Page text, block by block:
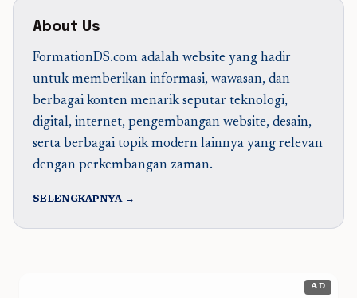
About Us
FormationDS.com adalah website yang hadir
untuk memberikan informasi, wawasan, dan
berbagai konten menarik seputar teknologi,
digital, internet, pengembangan website, desain,
serta berbagai topik modern lainnya yang relevan
dengan perkembangan zaman.
SELENGKAPNYA →
AD